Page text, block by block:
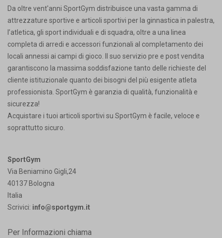
Da oltre vent'anni SportGym distribuisce una vasta gamma di
attrezzature sportive e articoli sportivi per la ginnastica in palestra,
l’atletica, gli sport individuali e di squadra, oltre a una linea
completa di arredi e accessori funzionali al completamento dei
locali annessi ai campi di gioco. Il suo servizio pre e post vendita
garantiscono la massima soddisfazione tanto delle richieste del
cliente istituzionale quanto dei bisogni del più esigente atleta
professionista. SportGym è garanzia di qualità, funzionalità e
sicurezza!
Acquistare i tuoi articoli sportivi su SportGym è facile, veloce e
soprattutto sicuro.
SportGym
Via Beniamino Gigli,24
40137 Bologna
Italia
Scrivici: info@sportgym.it
Per Informazioni chiama